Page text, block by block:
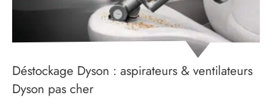
Déstockage Dyson : aspirateurs & ventilateurs
Dyson pas cher